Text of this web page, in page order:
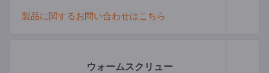
製品に関するお問い合わせはこちら
ウォームスクリュー